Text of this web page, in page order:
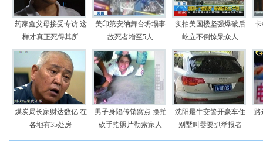
药家鑫父母接受专访 这
样才真正死得其所
美印第安纳舞台坍塌事
故死者增至5人
实拍美国楼坚强爆破后
屹立不倒惊呆众人
煤炭局长家财达数亿 在
各地有35处房
男子身陷传销窝点 摆拍
砍手指照片勒索家人
沈阳最牛交警开豪车住
别墅叫嚣要抓举报者
路